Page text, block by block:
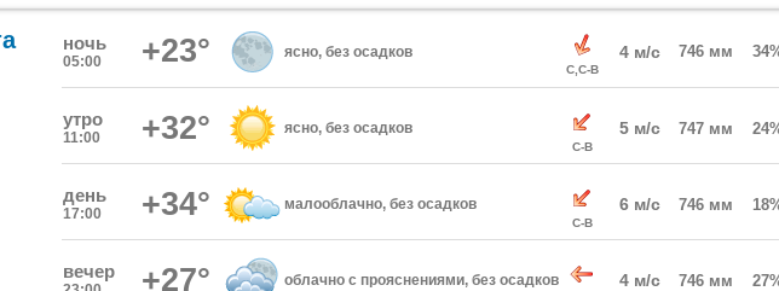
ночь
05:00 +23° ясно, без осадков
С,С-В
4 м/с 746 мм
утро
11:00 +32° ясно, без осадков
С-В
5 м/с 747 мм
день
17:00 +34° малооблачно, без осадков
С-В
6 м/с 746 мм
вечер +27° облачно с прояснениями, без осадков 4 м/с 746 мм